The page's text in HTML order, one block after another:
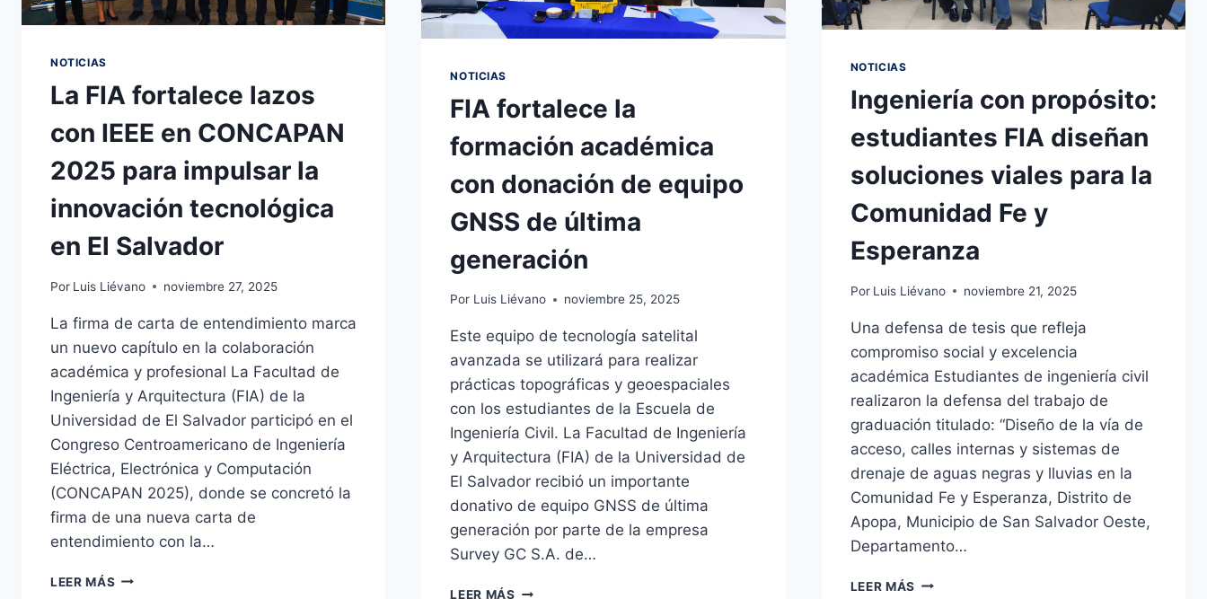
NOTICIAS
La FIA fortalece lazos
con IEEE en CONCAPAN
2025 para impulsar la
innovación tecnológica
en El Salvador
Por Luis Liévano noviembre 27, 2025
La firma de carta de entendimiento marca
un nuevo capítulo en la colaboración
académica y profesional La Facultad de
Ingeniería y Arquitectura (FIA) de la
Universidad de El Salvador participó en el
Congreso Centroamericano de Ingeniería
Eléctrica, Electrónica y Computación
(CONCAPAN 2025), donde se concretó la
firma de una nueva carta de
entendimiento con la…
LEER MÁS
NOTICIAS
FIA fortalece la
formación académica
con donación de equipo
GNSS de última
generación
Por Luis Liévano noviembre 25, 2025
Este equipo de tecnología satelital
avanzada se utilizará para realizar
prácticas topográficas y geoespaciales
con los estudiantes de la Escuela de
Ingeniería Civil. La Facultad de Ingeniería
y Arquitectura (FIA) de la Universidad de
El Salvador recibió un importante
donativo de equipo GNSS de última
generación por parte de la empresa
Survey GC S.A. de…
LEER MÁS
NOTICIAS
Ingeniería con propósito:
estudiantes FIA diseñan
soluciones viales para la
Comunidad Fe y
Esperanza
Por Luis Liévano noviembre 21, 2025
Una defensa de tesis que refleja
compromiso social y excelencia
académica Estudiantes de ingeniería civil
realizaron la defensa del trabajo de
graduación titulado: “Diseño de la vía de
acceso, calles internas y sistemas de
drenaje de aguas negras y lluvias en la
Comunidad Fe y Esperanza, Distrito de
Apopa, Municipio de San Salvador Oeste,
Departamento…
LEER MÁS